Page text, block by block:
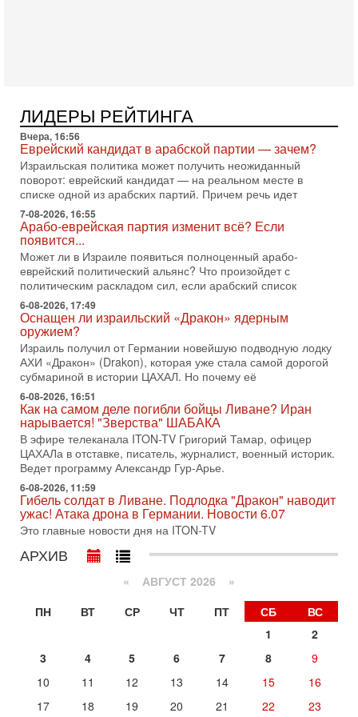
02/08/2026
Президент США Дональд Трамп сегодня заявил об отмене
подготовленного удара по Ирану после обращений
Тегерана и других стран региона. По его словам,
1-08-2026, 17:50
«Русский голос» Израиля: кто заберет его на этот
раз?
Голоса русскоязычных репатриантов не раз кардинально
меняли политический ландшафт Израиля. Достаточно
вспомнить взлет партии «Исраэль ба-алия», когда
31-07-2026, 17:00
Тайны закрытых дверей: о чём на самом деле
молчат Трамп и Нетаньяху?
Недавний визит премьер-министра Израиля Биньямина
Нетаньяху в США и его встреча с Дональдом Трампом
оставили больше вопросов, чем ответов. Полная
31-07-2026, 15:18
Иран готовит покушение на Нетаниягу! Трамп не
хочет эскалации, но КСИР готовит взрыв!
В эфире телеканала ITON-TV СЕРГЕЙ МИГДАЛЬ, эксперт
по вопросам безопасности, офицер запаса
Международного управления полиции Израиля, автор
31-07-2026, 09:02
Битва за разоружение ХАМАСа - НОВОСТИ
31/07/2026
Сегодня президент США Дональд Трамп заявил о
достижении исторического соглашения о полном
разоружении ХАМАСа и других вооруженных группировок в
30-07-2026, 17:59
Иран доведет Трампа до крайних мер? Разбор и
оценка от военного обозревателя Давида Шарпа
Ситуация вокруг противостояния Ирана и США накаляется
с каждым днем. Почему Трамп в самый последний момент
отменил решение о нанесении тяжелых ударов
Покупатель авиакомпании «Аркия» намерен
запретить полеты по субботам!
Вокруг возможной продажи авиакомпании «Аркия»
разгорается громкий конфликт.
ЛИДЕРЫ РЕЙТИНГА
Вчера, 16:56
Еврейский кандидат в арабской партии — зачем?
Израильская политика может получить неожиданный
поворот: еврейский кандидат — на реальном месте в
списке одной из арабских партий. Причем речь идет
7-08-2026, 16:55
Арабо-еврейская партия изменит всё? Если
появится...
Может ли в Израиле появиться полноценный арабо-
еврейский политический альянс? Что произойдет с
политическим раскладом сил, если арабский список
6-08-2026, 17:49
Оснащен ли израильский «Дракон» ядерным
оружием?
Израиль получил от Германии новейшую подводную лодку
АХИ «Дракон» (Drakon), которая уже стала самой дорогой
субмариной в истории ЦАХАЛ. Но почему её
6-08-2026, 16:51
Как на самом деле погибли бойцы Ливане? Иран
нарывается! "Зверства" ШАБАКА
В эфире телеканала ITON-TV Григорий Тамар, офицер
ЦАХАЛа в отставке, писатель, журналист, военный историк.
Ведет программу Александр Гур-Арье.
6-08-2026, 11:59
Гибель солдат в Ливане. Подлодка "Дракон" наводит
ужас! Атака дрона в Германии. Новости 6.07
Это главные новости дня на ITON-TV
АРХИВ
« АВГУСТ 2026 »
ПН
ВТ СР ЧТ ПТ СБ
ВС
1
2
3
4 5 6 7 8
9
10
11 12 13 14 15
16
17
18 19 20 21 22
23